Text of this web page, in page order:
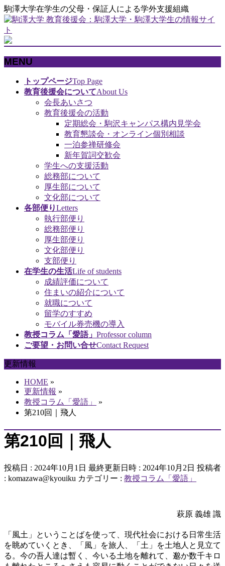
駒澤大学在学生の父母・保証人による学外支援組織
MENU
トップページTop Page
教育後援会についてAbout Us
会長あいさつ
教育後援会の活動
定期総会・駒沢キャンパス構内見学会
教育懇談会・オンライン個別相談
一泊参禅研修会
新年賀詞交歓会
学生への支援活動
総務部について
厚生部について
文化部について
各部便りLetters
執行部便り
総務部便り
厚生部便り
文化部便り
支部便り
在学生の生活Life of students
成績評価について
住まいの紹介について
就職について
留学のすすめ
モバイル券売機の導入
教授コラム「愛語」 Professor column
ご要望・お問い合せContact Request
更新情報
HOME »
更新情報 »
教授コラム「愛語」
»
第210回｜飛人
第210回｜飛人
投稿日 : 2024年10月1日 最終更新日時 : 2024年10月2日 投稿者
: komazawa@kyouiku カテゴリー : 教授コラム「愛語」
萩原 義雄 識
「風土」ということばを使って、現代社会における日常生活
を眺めていくとき、「風」を旅人、「土」を土地人と見立て
る。今の吾人達は暫く、今いる土地を離れて、邈か数千キロ